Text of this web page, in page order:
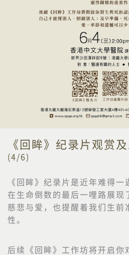
《回眸》纪录片观赏
(4/6)
《回眸》纪录片是近年难得
在生命倒数的最后一哩路展现
慈悲与爱，也提醒着我们生前
性。
后续《回眸》工作坊将开启你